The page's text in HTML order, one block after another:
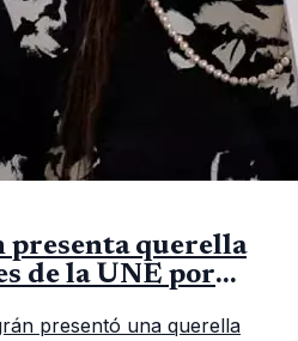
querella
de la UNE por
presentó una querella